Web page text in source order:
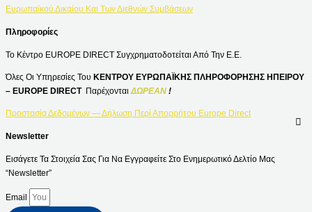
Ευρωπαϊκού Δικαίου Και Των Διεθνών Συμβάσεων
Πληροφορίες
Το Κέντρο EUROPE DIRECT Συγχρηματοδοτείται Από Την Ε.Ε.
Όλες Οι Υπηρεσίες Του ΚΕΝΤΡΟΥ ΕΥΡΩΠΑΪΚΗΣ ΠΛΗΡΟΦΟΡΗΣΗΣ ΗΠΕΙΡΟΥ
– EUROPE DIRECT Παρέχονται ΔΩΡΕΑΝ !
Προστασία Δεδομένων — Δήλωση Περί Απορρήτου Europe Direct
Newsletter
Εισάγετε Τα Στοιχεία Σας Για Να Εγγραφείτε Στο Ενημερωτικό Δελτίο Μας
“Newsletter”
Email